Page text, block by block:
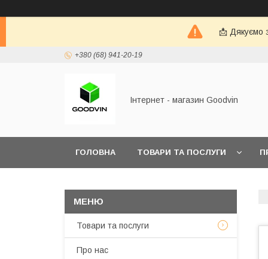
📩 Дякуємо
+380 (68) 941-20-19
Інтернет - магазин Goodvin
ГОЛОВНА ТОВАРИ ТА ПОСЛУГИ
Товари та послуги
Про нас